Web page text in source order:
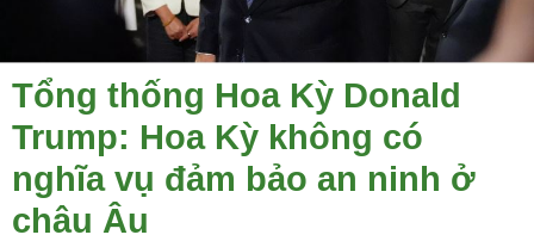
Tổng thống Hoa Kỳ Donald
Trump: Hoa Kỳ không có
nghĩa vụ đảm bảo an ninh ở
châu Âu